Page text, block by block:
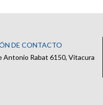
DE CONTACTO
Antonio Rabat 6150, Vitacura